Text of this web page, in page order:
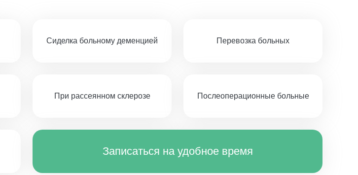
Сиделка больному деменцией Перевозка больных
При рассеянном склерозе Послеоперационные больные
Записаться на удобное время